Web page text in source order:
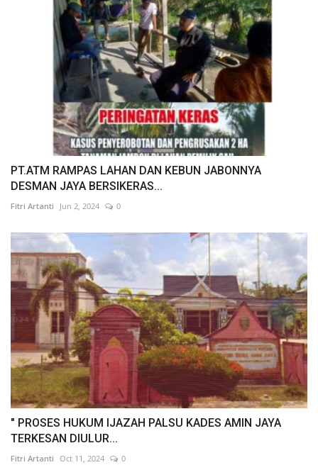
PT.ATM RAMPAS LAHAN DAN KEBUN JABONNYA
DESMAN JAYA BERSIKERAS...
Fitri Artanti Jun 2, 2024 0
" PROSES HUKUM IJAZAH PALSU KADES AMIN JAYA
TERKESAN DIULUR...
Fitri Artanti Oct 11, 2024 0